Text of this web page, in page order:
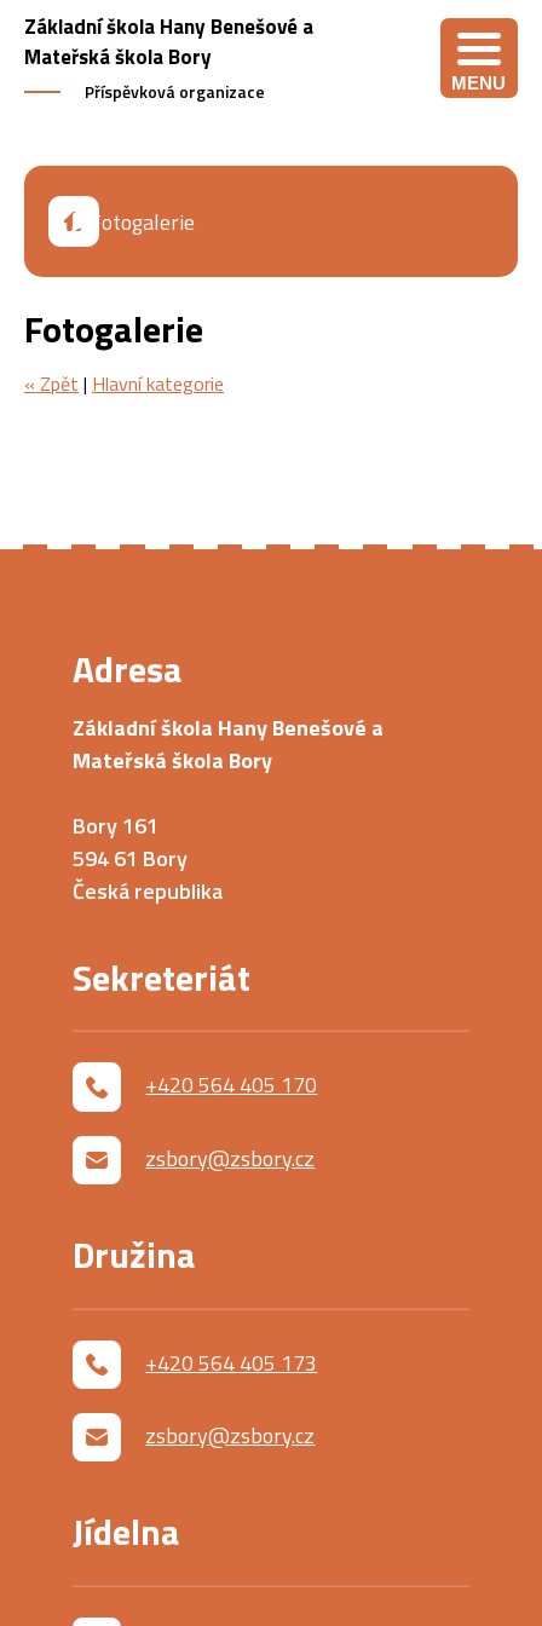
Základní škola Hany Benešové a
Mateřská škola Bory
Příspěvková organizace MENU
Fotogalerie
Fotogalerie
« Zpět | Hlavní kategorie
Adresa
Základní škola Hany Benešové a
Mateřská škola Bory
Bory 161
594 61 Bory
Česká republika
Sekreteriát
+420 564 405 170
zsbory@zsbory.cz
Družina
+420 564 405 173
zsbory@zsbory.cz
Jídelna